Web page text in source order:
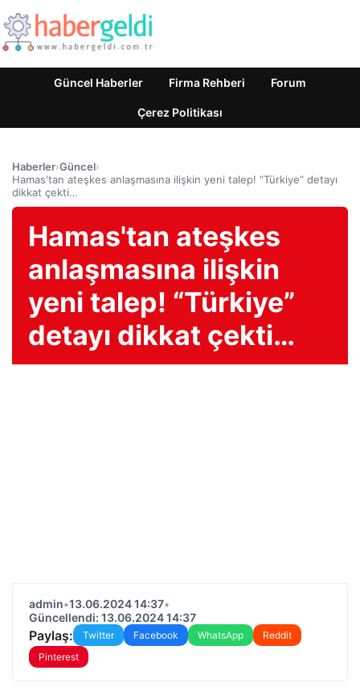
Güncel Haberler Firma Rehberi Forum
Çerez Politikası
Haberler›Güncel›
Hamas'tan ateşkes anlaşmasına ilişkin yeni talep! “Türkiye” detayı
dikkat çekti…
Hamas'tan ateşkes
anlaşmasına ilişkin
yeni talep! “Türkiye”
detayı dikkat çekti…
admin•13.06.2024 14:37•
Güncellendi: 13.06.2024 14:37
Paylaş: Twitter Facebook WhatsApp
Reddit
Pinterest